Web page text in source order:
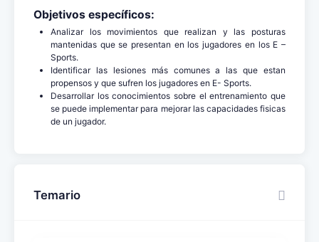
Objetivos específicos:
Analizar los movimientos que realizan y las posturas
mantenidas que se presentan en los jugadores en los E –
Sports.
Identificar las lesiones más comunes a las que estan
propensos y que sufren los jugadores en E- Sports.
Desarrollar los conocimientos sobre el entrenamiento que
se puede implementar para mejorar las capacidades fisicas
de un jugador.
Temario